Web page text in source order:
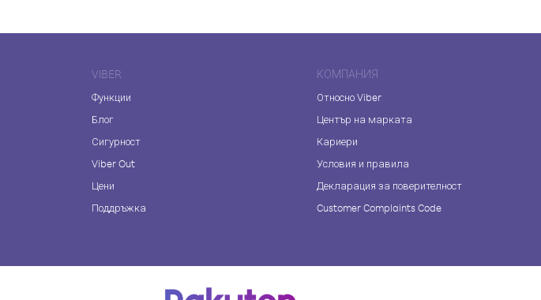
VIBER
Функции
Блог
Сигурност
Viber Out
Цени
Поддръжка
КОМПАНИЯ
Относно Viber
Център на марката
Кариери
Условия и правила
Декларация за поверителност
Customer Complaints Code